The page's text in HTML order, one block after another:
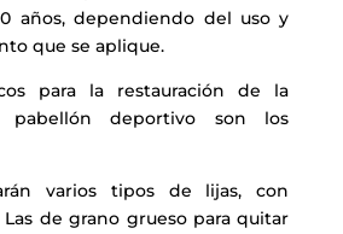
años, dependiendo del uso y
que se aplique.
para la restauración de la
deportivo son los
varios tipos de lijas, con
de grano grueso para quitar